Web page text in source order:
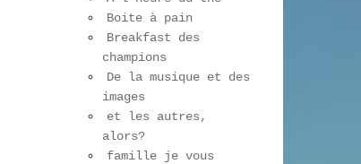
Boite à pain
Breakfast des
champions
De la musique et des
images
et les autres,
alors?
famille je vous